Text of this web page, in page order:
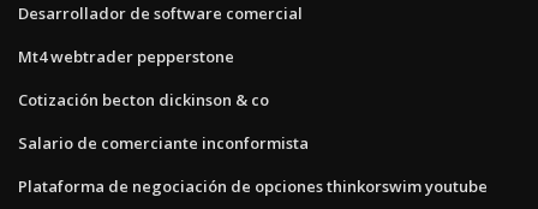
Desarrollador de software comercial
Mt4 webtrader pepperstone
Cotización becton dickinson & co
Salario de comerciante inconformista
Plataforma de negociación de opciones thinkorswim youtube